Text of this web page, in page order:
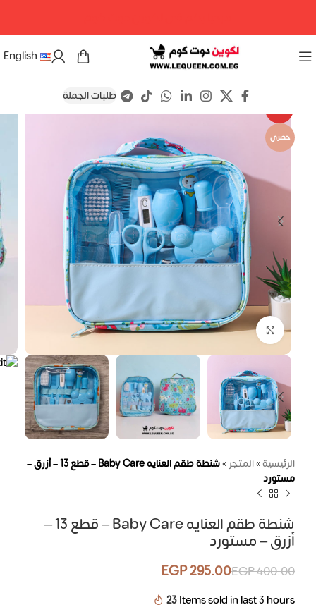
English
طلبات الجملة
حصري
اضغط للتكبير
الرئيسية»المتجر »
شنطة طقم العنايه Baby Care – قطع 13 – أزرق –
مستورد
شنطة طقم العنايه Baby Care – قطع 13 –
أزرق – مستورد
400.00
EGP
295.00
EGP
23Items sold in last 3 hours